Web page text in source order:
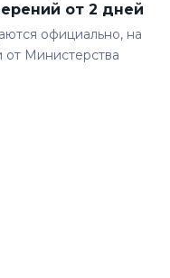
от 2 дней
официально, на
от Министерства